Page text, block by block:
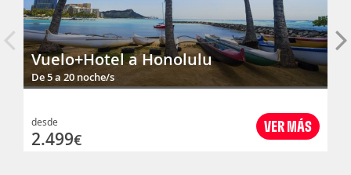
Vuelo+Hotel a Honolulu
De 5 a 20 noche/s
VER MÁS
desde
2.499€